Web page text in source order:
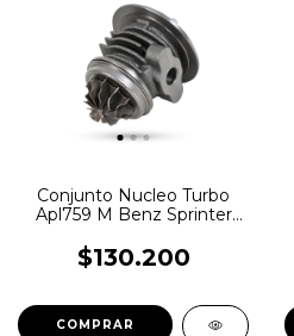
Conjunto Nucleo Turbo
Apl759 M Benz Sprinter
Maxion 2.5
$130.200